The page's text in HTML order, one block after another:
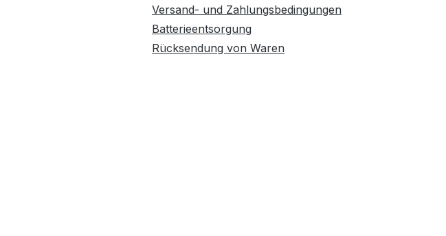
Versand- und Zahlungsbedingungen
Batterieentsorgung
Rücksendung von Waren